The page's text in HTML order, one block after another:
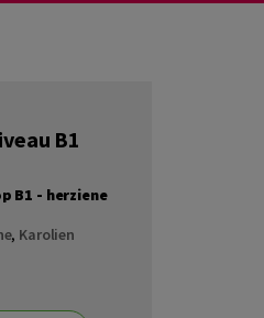
B1
B1 - herziene
, Karolien